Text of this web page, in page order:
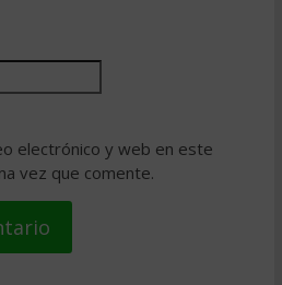
electrónico y web en este
vez que comente.